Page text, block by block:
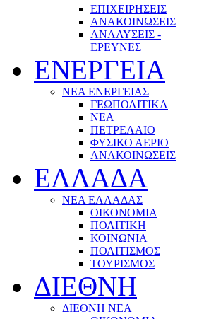
ΕΠΙΧΕΙΡΗΣΕΙΣ
ΑΝΑΚΟΙΝΩΣΕΙΣ
ΑΝΑΛΥΣΕΙΣ -
ΕΡΕΥΝΕΣ
ΕΝΕΡΓΕΙΑ
ΝΕΑ ΕΝΕΡΓΕΙΑΣ
ΓΕΩΠΟΛΙΤΙΚΑ
ΝΕΑ
ΠΕΤΡΕΛΑΙΟ
ΦΥΣΙΚΟ ΑΕΡΙΟ
ΑΝΑΚΟΙΝΩΣΕΙΣ
ΕΛΛΑΔΑ
ΝΕΑ ΕΛΛΑΔΑΣ
ΟΙΚΟΝΟΜΙΑ
ΠΟΛΙΤΙΚΗ
ΚΟΙΝΩΝΙΑ
ΠΟΛΙΤΙΣΜΟΣ
ΤΟΥΡΙΣΜΟΣ
ΔΙΕΘΝΗ
ΔΙΕΘΝΗ ΝΕΑ